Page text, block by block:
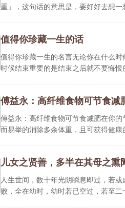
重」，这句话的意思是，要好好去想一
值得你珍藏一生的话
值得你珍藏一生的名言无论你在什么
时候结束重要的是结束之后就不要悔
傅益永：高纤维食物可节食减
傅益永：高纤维食物可节食减肥在你
而易举的消除多余体重，且可获得健康
儿女之贤善，多半在其母之熏
人生世间，数十年光阴瞬息即过，若
败，全在幼时，幼时若已空过，若至